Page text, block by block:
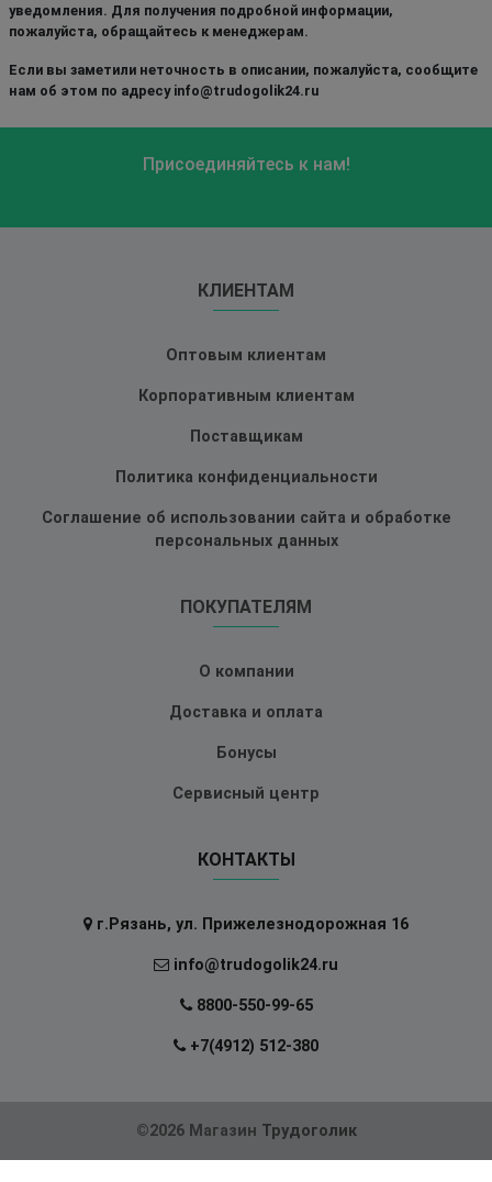
уведомления. Для получения подробной информации,
пожалуйста, обращайтесь к менеджерам.
Если вы заметили неточность в описании, пожалуйста, сообщите
нам об этом по адресу info@trudogolik24.ru
Присоединяйтесь к нам!
КЛИЕНТАМ
Оптовым клиентам
Корпоративным клиентам
Поставщикам
Политика конфиденциальности
Соглашение об использовании сайта и обработке
персональных данных
ПОКУПАТЕЛЯМ
О компании
Доставка и оплата
Бонусы
Сервисный центр
КОНТАКТЫ
г.Рязань, ул. Прижелезнодорожная 16
info@trudogolik24.ru
8800-550-99-65
+7(4912) 512-380
©2026 Магазин Трудоголик